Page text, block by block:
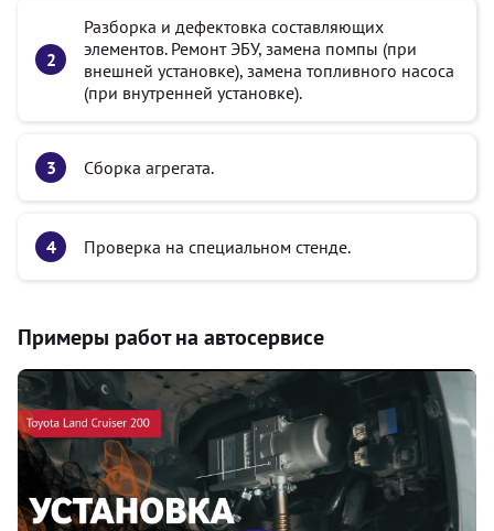
Разборка и дефектовка составляющих
элементов. Ремонт ЭБУ, замена помпы (при
внешней установке), замена топливного насоса
(при внутренней установке).
Сборка агрегата.
Проверка на специальном стенде.
Примеры работ на автосервисе